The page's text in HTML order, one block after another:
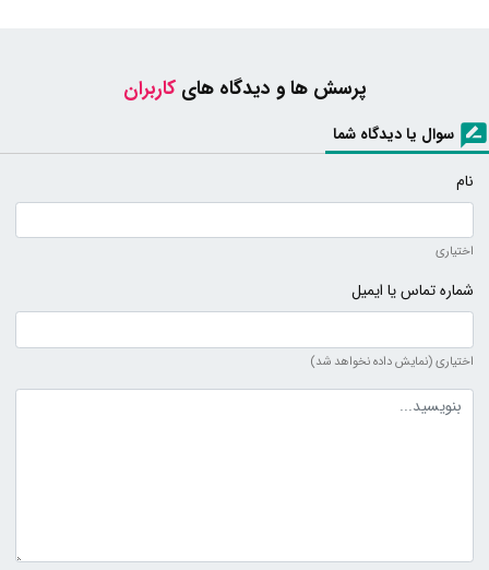
پرسش ها و دیدگاه هایکاربران
سوال یا دیدگاه شما
نام
اختیاری
شماره تماس یا ایمیل
اختیاری (نمایش داده نخواهد شد)
متن دیدگاه